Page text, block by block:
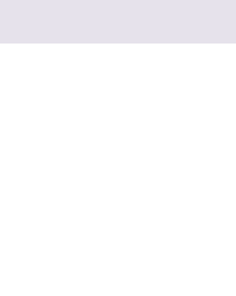
direct